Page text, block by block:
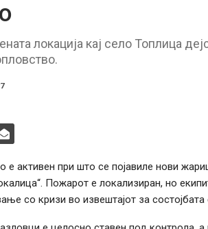
локација кај село Топлица
активен при што се појавиле нови
Пожарот е локализиран, но
со кризи во извештајот за